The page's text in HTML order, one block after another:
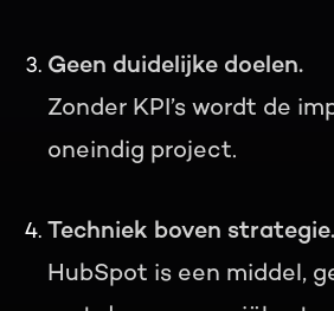
Geen duidelijke doelen.
Zonder KPI’s wordt de
oneindig project.
Techniek boven strategie.
HubSpot is een middel,